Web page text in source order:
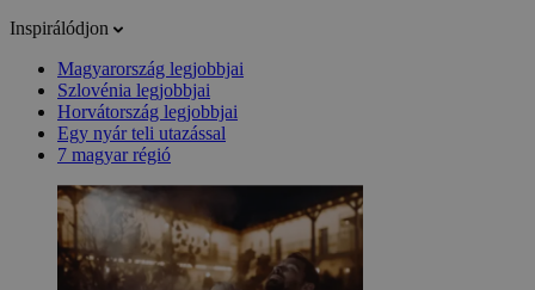
Inspirálódjon
Magyarország legjobbjai
Szlovénia legjobbjai
Horvátország legjobbjai
Egy nyár teli utazással
7 magyar régió